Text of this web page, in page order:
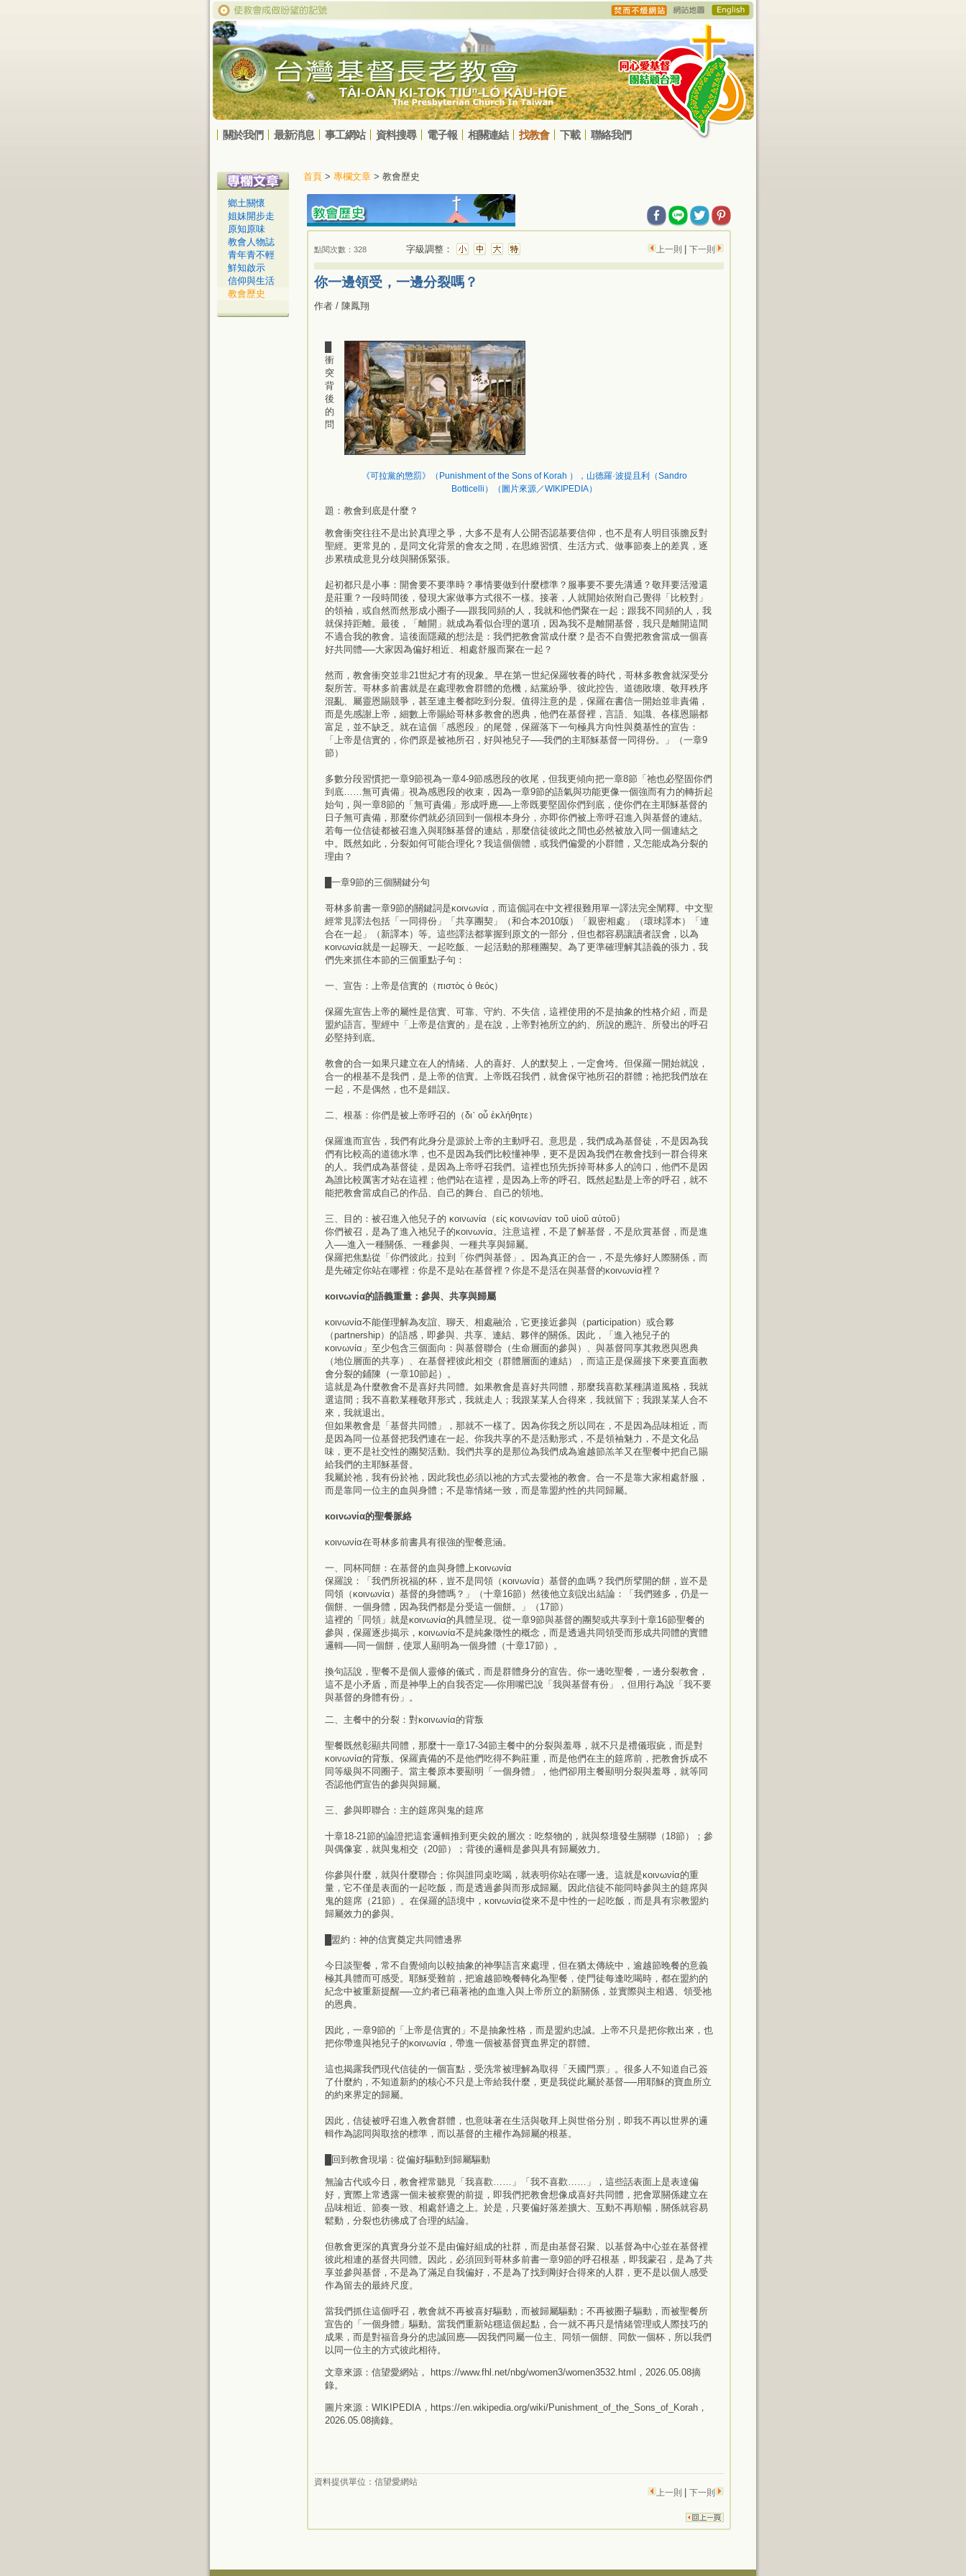
關於我們 最新消息 事工網站 資料搜尋 電子報 相關連結 找教會 下載 聯絡我們
鄉土關懷
姐妹開步走
原知原味
教會人物誌
青年青不輕
鮮知啟示
信仰與生活
教會歷史
首頁 > 專欄文章 > 教會歷史
點閱次數：328 字級調整： 上一則 下一則
你一邊領受，一邊分裂嗎？
作者 / 陳鳳翔
《可拉黨的懲罰》（Punishment of the Sons of Korah ），山德羅·波提且利（Sandro
Botticelli）（圖片來源／WIKIPEDIA）
衝
突
背
後
的
問
題：教會到底是什麼？
教會衝突往往不是出於真理之爭，大多不是有人公開否認基要信仰，也不是有人明目張膽反對
聖經。更常見的，是同文化背景的會友之間，在思維習慣、生活方式、做事節奏上的差異，逐
步累積成意見分歧與關係緊張。
起初都只是小事：開會要不要準時？事情要做到什麼標準？服事要不要先溝通？敬拜要活潑還
是莊重？一段時間後，發現大家做事方式很不一樣。接著，人就開始依附自己覺得「比較對」
的領袖，或自然而然形成小圈子──跟我同頻的人，我就和他們聚在一起；跟我不同頻的人，我
就保持距離。最後，「離開」就成為看似合理的選項，因為我不是離開基督，我只是離開這間
不適合我的教會。這後面隱藏的想法是：我們把教會當成什麼？是否不自覺把教會當成一個喜
好共同體──大家因為偏好相近、相處舒服而聚在一起？
然而，教會衝突並非21世紀才有的現象。早在第一世紀保羅牧養的時代，哥林多教會就深受分
裂所苦。哥林多前書就是在處理教會群體的危機，結黨紛爭、彼此控告、道德敗壞、敬拜秩序
混亂、屬靈恩賜競爭，甚至連主餐都吃到分裂。值得注意的是，保羅在書信一開始並非責備，
而是先感謝上帝，細數上帝賜給哥林多教會的恩典，他們在基督裡，言語、知識、各樣恩賜都
富足，並不缺乏。就在這個「感恩段」的尾聲，保羅落下一句極具方向性與奠基性的宣告：
「上帝是信實的，你們原是被祂所召，好與祂兒子──我們的主耶穌基督一同得份。」（一章9
節）
多數分段習慣把一章9節視為一章4-9節感恩段的收尾，但我更傾向把一章8節「祂也必堅固你們
到底……無可責備」視為感恩段的收束，因為一章9節的語氣與功能更像一個強而有力的轉折起
始句，與一章8節的「無可責備」形成呼應──上帝既要堅固你們到底，使你們在主耶穌基督的
日子無可責備，那麼你們就必須回到一個根本身分，亦即你們被上帝呼召進入與基督的連結。
若每一位信徒都被召進入與耶穌基督的連結，那麼信徒彼此之間也必然被放入同一個連結之
中。既然如此，分裂如何可能合理化？我這個個體，或我們偏愛的小群體，又怎能成為分裂的
理由？
█一章9節的三個關鍵分句
哥林多前書一章9節的關鍵詞是κοινωνία，而這個詞在中文裡很難用單一譯法完全闡釋。中文聖
經常見譯法包括「一同得份」「共享團契」（和合本2010版）「親密相處」（環球譯本）「連
合在一起」（新譯本）等。這些譯法都掌握到原文的一部分，但也都容易讓讀者誤會，以為
κoινωνία就是一起聊天、一起吃飯、一起活動的那種團契。為了更準確理解其語義的張力，我
們先來抓住本節的三個重點子句：
一、宣告：上帝是信實的（πιστὸς ὁ θεός）
保羅先宣告上帝的屬性是信實、可靠、守約、不失信，這裡使用的不是抽象的性格介紹，而是
盟約語言。聖經中「上帝是信實的」是在說，上帝對祂所立的約、所說的應許、所發出的呼召
必堅持到底。
教會的合一如果只建立在人的情緒、人的喜好、人的默契上，一定會垮。但保羅一開始就說，
合一的根基不是我們，是上帝的信實。上帝既召我們，就會保守祂所召的群體；祂把我們放在
一起，不是偶然，也不是錯誤。
二、根基：你們是被上帝呼召的（δι᾽ οὗ ἐκλήθητε）
保羅進而宣告，我們有此身分是源於上帝的主動呼召。意思是，我們成為基督徒，不是因為我
們有比較高的道德水準，也不是因為我們比較懂神學，更不是因為我們在教會找到一群合得來
的人。我們成為基督徒，是因為上帝呼召我們。這裡也預先拆掉哥林多人的誇口，他們不是因
為誰比較厲害才站在這裡；他們站在這裡，是因為上帝的呼召。既然起點是上帝的呼召，就不
能把教會當成自己的作品、自己的舞台、自己的領地。
三、目的：被召進入他兒子的 κοινωνία（εἰς κοινωνίαν τοῦ υἱοῦ αὐτοῦ）
你們被召，是為了進入祂兒子的κoινωνία。注意這裡，不是了解基督，不是欣賞基督，而是進
入──進入一種關係、一種參與、一種共享與歸屬。
保羅把焦點從「你們彼此」拉到「你們與基督」。因為真正的合一，不是先修好人際關係，而
是先確定你站在哪裡：你是不是站在基督裡？你是不是活在與基督的κoινωνία裡？
κοινωνία的語義重量：參與、共享與歸屬
κοινωνία不能僅理解為友誼、聊天、相處融洽，它更接近參與（participation）或合夥
（partnership）的語感，即參與、共享、連結、夥伴的關係。因此，「進入祂兒子的
κοινωνία」至少包含三個面向：與基督聯合（生命層面的參與）、與基督同享其救恩與恩典
（地位層面的共享）、在基督裡彼此相交（群體層面的連結），而這正是保羅接下來要直面教
會分裂的鋪陳（一章10節起）。
這就是為什麼教會不是喜好共同體。如果教會是喜好共同體，那麼我喜歡某種講道風格，我就
選這間；我不喜歡某種敬拜形式，我就走人；我跟某某人合得來，我就留下；我跟某某人合不
來，我就退出。
但如果教會是「基督共同體」，那就不一樣了。因為你我之所以同在，不是因為品味相近，而
是因為同一位基督把我們連在一起。你我共享的不是活動形式，不是領袖魅力，不是文化品
味，更不是社交性的團契活動。我們共享的是那位為我們成為逾越節羔羊又在聖餐中把自己賜
給我們的主耶穌基督。
我屬於祂，我有份於祂，因此我也必須以祂的方式去愛祂的教會。合一不是靠大家相處舒服，
而是靠同一位主的血與身體；不是靠情緒一致，而是靠盟約性的共同歸屬。
κοινωνία的聖餐脈絡
κοινωνία在哥林多前書具有很強的聖餐意涵。
一、同杯同餅：在基督的血與身體上κοινωνία
保羅說：「我們所祝福的杯，豈不是同領（κοινωνία）基督的血嗎？我們所擘開的餅，豈不是
同領（κοινωνία）基督的身體嗎？」（十章16節）然後他立刻說出結論：「我們雖多，仍是一
個餅、一個身體，因為我們都是分受這一個餅。」（17節）
這裡的「同領」就是κoινωνία的具體呈現。從一章9節與基督的團契或共享到十章16節聖餐的
參與，保羅逐步揭示，κοινωνία不是純象徵性的概念，而是透過共同領受而形成共同體的實體
邏輯──同一個餅，使眾人顯明為一個身體（十章17節）。
換句話說，聖餐不是個人靈修的儀式，而是群體身分的宣告。你一邊吃聖餐，一邊分裂教會，
這不是小矛盾，而是神學上的自我否定──你用嘴巴說「我與基督有份」，但用行為說「我不要
與基督的身體有份」。
二、主餐中的分裂：對κοινωνία的背叛
聖餐既然彰顯共同體，那麼十一章17-34節主餐中的分裂與羞辱，就不只是禮儀瑕疵，而是對
κοινωνία的背叛。保羅責備的不是他們吃得不夠莊重，而是他們在主的筵席前，把教會拆成不
同等級與不同圈子。當主餐原本要顯明「一個身體」，他們卻用主餐顯明分裂與羞辱，就等同
否認他們宣告的參與與歸屬。
三、參與即聯合：主的筵席與鬼的筵席
十章18-21節的論證把這套邏輯推到更尖銳的層次：吃祭物的，就與祭壇發生關聯（18節）；參
與偶像宴，就與鬼相交（20節）；背後的邏輯是參與具有歸屬效力。
你參與什麼，就與什麼聯合；你與誰同桌吃喝，就表明你站在哪一邊。這就是κoινωνία的重
量，它不僅是表面的一起吃飯，而是透過參與而形成歸屬。因此信徒不能同時參與主的筵席與
鬼的筵席（21節）。在保羅的語境中，κοινωνία從來不是中性的一起吃飯，而是具有宗教盟約
歸屬效力的參與。
█盟約：神的信實奠定共同體邊界
今日談聖餐，常不自覺傾向以較抽象的神學語言來處理，但在猶太傳統中，逾越節晚餐的意義
極其具體而可感受。耶穌受難前，把逾越節晚餐轉化為聖餐，使門徒每逢吃喝時，都在盟約的
紀念中被重新提醒──立約者已藉著祂的血進入與上帝所立的新關係，並實際與主相遇、領受祂
的恩典。
因此，一章9節的「上帝是信實的」不是抽象性格，而是盟約忠誠。上帝不只是把你救出來，也
把你帶進與祂兒子的κoινωνία，帶進一個被基督寶血界定的群體。
這也揭露我們現代信徒的一個盲點，受洗常被理解為取得「天國門票」。很多人不知道自己簽
了什麼約，不知道新約的核心不只是上帝給我什麼，更是我從此屬於基督──用耶穌的寶血所立
的約來界定的歸屬。
因此，信徒被呼召進入教會群體，也意味著在生活與敬拜上與世俗分別，即我不再以世界的邏
輯作為認同與取捨的標準，而以基督的主權作為歸屬的根基。
█回到教會現場：從偏好驅動到歸屬驅動
無論古代或今日，教會裡常聽見「我喜歡……」「我不喜歡……」，這些話表面上是表達偏
好，實際上常透露一個未被察覺的前提，即我們把教會想像成喜好共同體，把會眾關係建立在
品味相近、節奏一致、相處舒適之上。於是，只要偏好落差擴大、互動不再順暢，關係就容易
鬆動，分裂也彷彿成了合理的結論。
但教會更深的真實身分並不是由偏好組成的社群，而是由基督召聚、以基督為中心並在基督裡
彼此相連的基督共同體。因此，必須回到哥林多前書一章9節的呼召根基，即我蒙召，是為了共
享並參與基督，不是為了滿足自我偏好，不是為了找到剛好合得來的人群，更不是以個人感受
作為留去的最終尺度。
當我們抓住這個呼召，教會就不再被喜好驅動，而被歸屬驅動；不再被圈子驅動，而被聖餐所
宣告的「一個身體」驅動。當我們重新站穩這個起點，合一就不再只是情緒管理或人際技巧的
成果，而是對福音身分的忠誠回應──因我們同屬一位主、同領一個餅、同飲一個杯，所以我們
以同一位主的方式彼此相待。
文章來源：信望愛網站， https://www.fhl.net/nbg/women3/women3532.html，2026.05.08摘
錄。
圖片來源：WIKIPEDIA，https://en.wikipedia.org/wiki/Punishment_of_the_Sons_of_Korah，
2026.05.08摘錄。
資料提供單位： 信望愛網站
上一則
下一則